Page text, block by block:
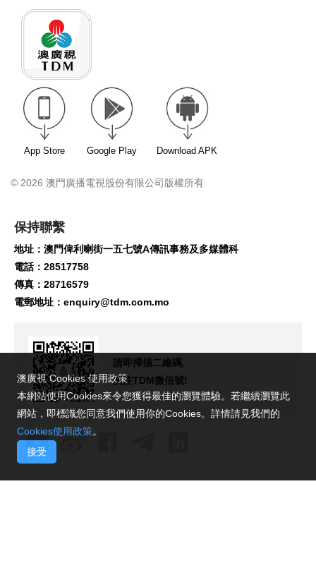
App Store Google Play Download APK
© 2026 澳門廣播電視股份有限公司版權所有
保持聯繫
地址：澳門俾利喇街一五七號A傳訊事務及多媒體科
電話：28517758
傳真：28716579
電郵地址： enquiry@tdm.com.mo
請即掃描二維碼,
關注TDM微信號!
澳廣視 Cookies 使用政策
本網站使用Cookies來令您獲得最佳的瀏覽體驗。若繼續瀏覽此
網站，即標識您同意我們使用你的Cookies。詳情請見我們的
Cookies使用政策。
接受